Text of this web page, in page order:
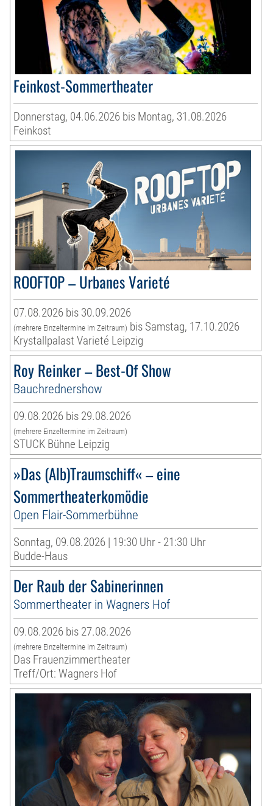
Feinkost-Sommertheater
Donnerstag, 04.06.2026 bis Montag, 31.08.2026
Feinkost
ROOFTOP – Urbanes Varieté
07.08.2026 bis 30.09.2026
(mehrere Einzeltermine im Zeitraum) bis Samstag, 17.10.2026
Krystallpalast Varieté Leipzig
Roy Reinker – Best-Of Show
Bauchrednershow
09.08.2026 bis 29.08.2026
(mehrere Einzeltermine im Zeitraum)
STUCK Bühne Leipzig
»Das (Alb)Traumschiff« – eine
Sommertheaterkomödie
Open Flair-Sommerbühne
Sonntag, 09.08.2026 | 19:30 Uhr - 21:30 Uhr
Budde-Haus
Der Raub der Sabinerinnen
Sommertheater in Wagners Hof
09.08.2026 bis 27.08.2026
(mehrere Einzeltermine im Zeitraum)
Das Frauenzimmertheater
Treff/Ort: Wagners Hof